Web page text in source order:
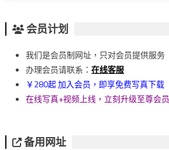
会员计划
我们是会员制网址，只对会员提供服务
办理会员请联系： 在线客服
￥280起 加入会员，即享免费写真下载
在线写真+视频上线，立刻升级至尊会员
备用网址